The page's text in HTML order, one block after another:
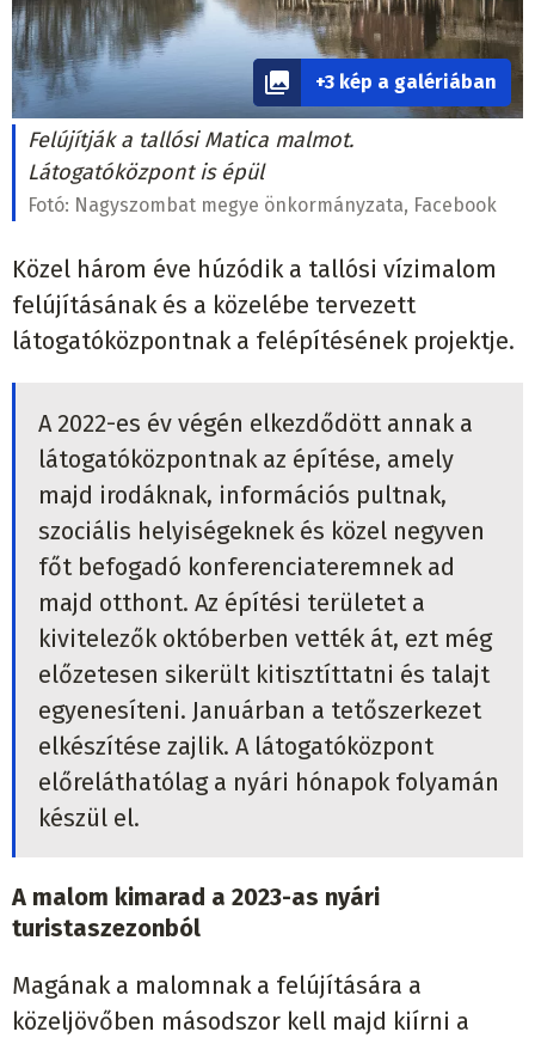
+3 kép a galériában
Felújítják a tallósi Matica malmot.
Látogatóközpont is épül
Fotó: Nagyszombat megye önkormányzata, Facebook
Közel három éve húzódik a tallósi vízimalom
felújításának és a közelébe tervezett
látogatóközpontnak a felépítésének projektje.
A 2022-es év végén elkezdődött annak a
látogatóközpontnak az építése, amely
majd irodáknak, információs pultnak,
szociális helyiségeknek és közel negyven
főt befogadó konferenciateremnek ad
majd otthont. Az építési területet a
kivitelezők októberben vették át, ezt még
előzetesen sikerült kitisztíttatni és talajt
egyenesíteni. Januárban a tetőszerkezet
elkészítése zajlik. A látogatóközpont
előreláthatólag a nyári hónapok folyamán
készül el.
A malom kimarad a 2023-as nyári
turistaszezonból
Magának a malomnak a felújítására a
közeljövőben másodszor kell majd kiírni a